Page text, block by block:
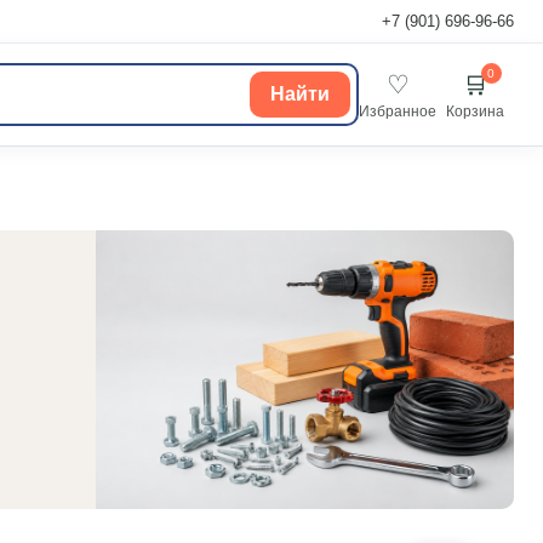
+7 (901) 696-96-66
Найти ♡
Избранное
🛒0
Корзина